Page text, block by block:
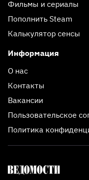
Фильмы и сериалы
Пополнить Steam
Калькулятор сенсы
Информация
О нас
Контакты
Вакансии
Пользовательское
Политика